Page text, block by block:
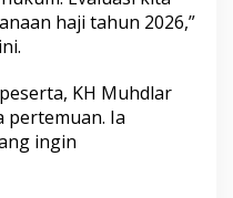
haji tahun 2026,”
KH Muhdlar
pertemuan. Ia
ingin